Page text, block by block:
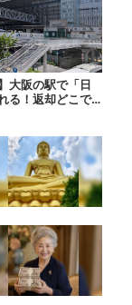
大阪の駅で「日
る！返却どこで
対策にシェア